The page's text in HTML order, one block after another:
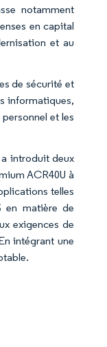
notamment
en capital
et au
de sécurité et
informatiques,
et les
introduit deux
ACR40U à
telles
en matière de
exigences de
intégrant une